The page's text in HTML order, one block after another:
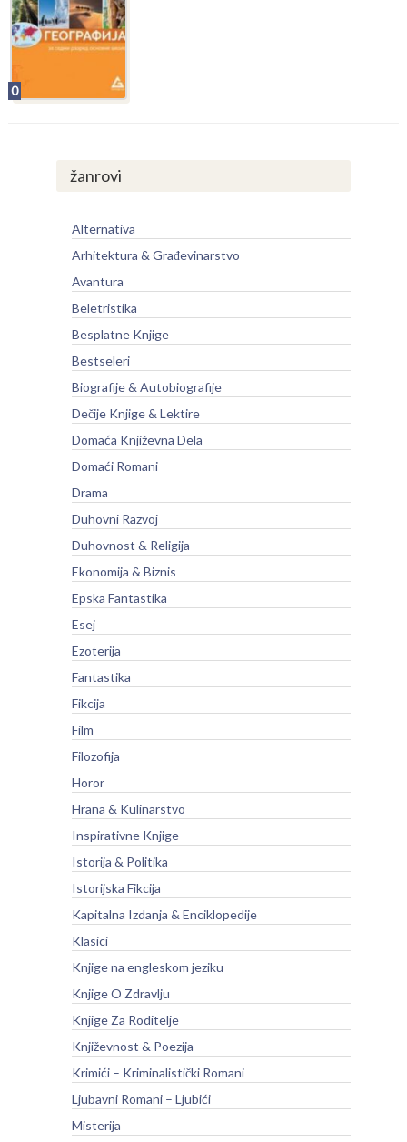
0
žanrovi
Alternativa
Arhitektura & Građevinarstvo
Avantura
Beletristika
Besplatne Knjige
Bestseleri
Biografije & Autobiografije
Dečije Knjige & Lektire
Domaća Književna Dela
Domaći Romani
Drama
Duhovni Razvoj
Duhovnost & Religija
Ekonomija & Biznis
Epska Fantastika
Esej
Ezoterija
Fantastika
Fikcija
Film
Filozofija
Horor
Hrana & Kulinarstvo
Inspirativne Knjige
Istorija & Politika
Istorijska Fikcija
Kapitalna Izdanja & Enciklopedije
Klasici
Knjige na engleskom jeziku
Knjige O Zdravlju
Knjige Za Roditelje
Književnost & Poezija
Krimići – Kriminalistički Romani
Ljubavni Romani – Ljubići
Misterija